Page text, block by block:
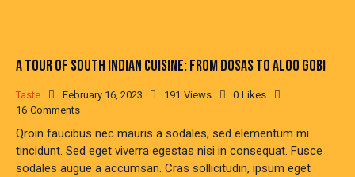
A TOUR OF SOUTH INDIAN CUISINE: FROM DOSAS TO ALOO GOBI
Taste February 16, 2023 191 Views 0 Likes
16 Comments
Qroin faucibus nec mauris a sodales, sed elementum mi
tincidunt. Sed eget viverra egestas nisi in consequat. Fusce
sodales augue a accumsan. Cras sollicitudin, ipsum eget